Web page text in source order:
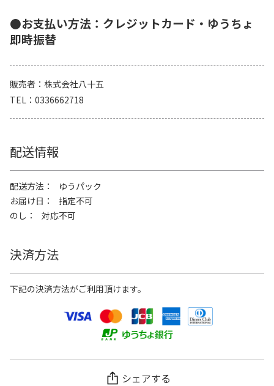
●お支払い方法：クレジットカード・ゆうちょ
即時振替
販売者
株式会社八十五
TEL
0336662718
配送情報
配送方法
ゆうパック
お届け日
指定不可
のし
対応不可
決済方法
下記の決済方法がご利用頂けます。
シェアする